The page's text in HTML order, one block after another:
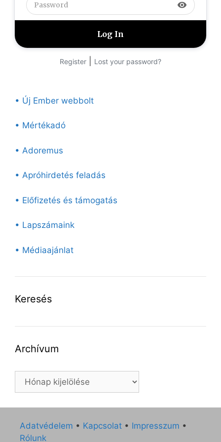
visibility
Register Lost your password?
• Új Ember webbolt
• Mértékadó
• Adoremus
• Apróhirdetés feladás
• Előfizetés és támogatás
• Lapszámaink
• Médiaajánlat
Keresés
Archívum
Archívum
Adatvédelem • Kapcsolat • Impresszum •
Rólunk